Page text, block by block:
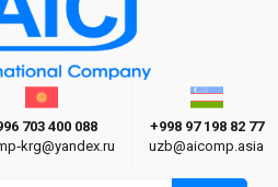
г. Бишкек
703 400 088
+998 97 198 82 77
uzb@aicomp.asia